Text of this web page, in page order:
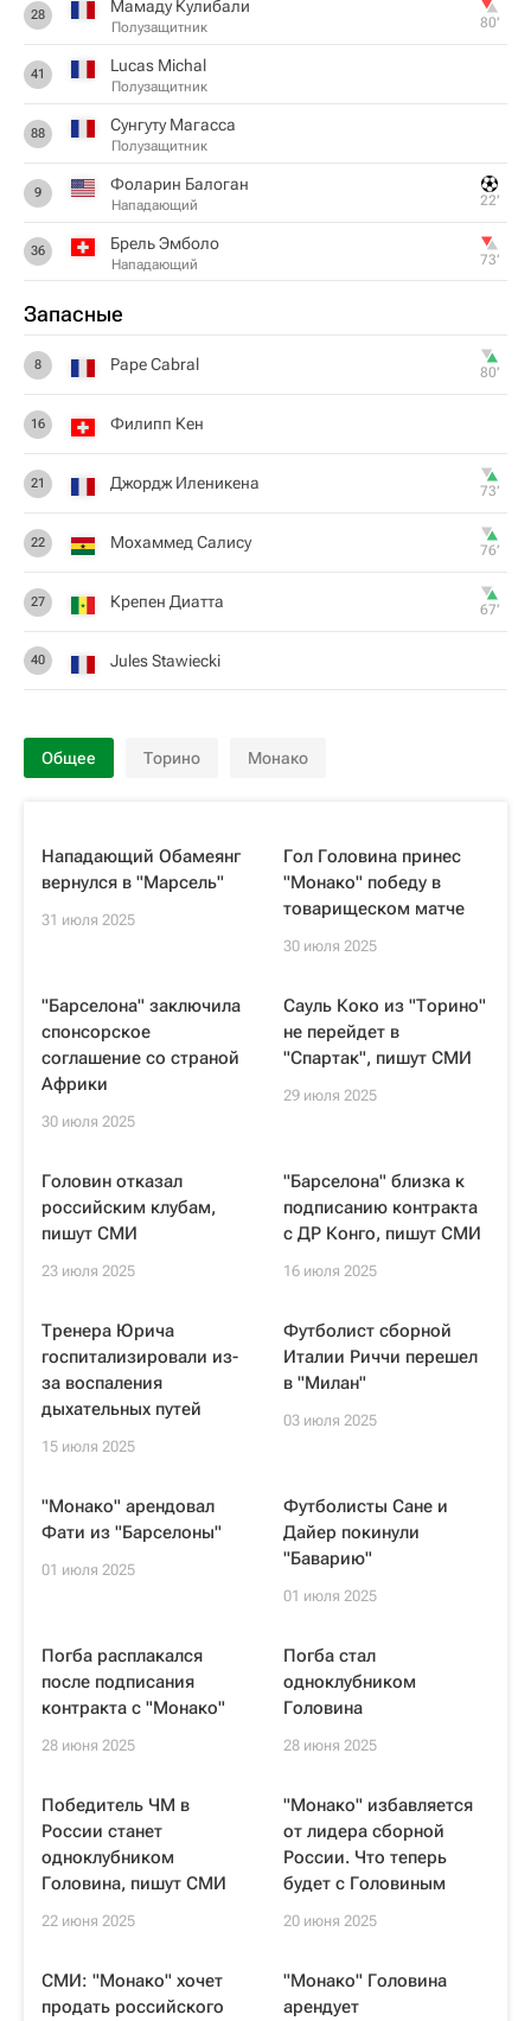
28 Мамаду Кулибали
Полузащитник 80‎’‎
41 Lucas Michal
Полузащитник
88 Сунгуту Магасса
Полузащитник
9 Фоларин Балоган
Нападающий 22‎’‎
36 Брель Эмболо
Нападающий 73‎’‎
Запасные
8 Pape Cabral 80‎’‎
16 Филипп Кен
21 Джордж Иленикена 73‎’‎
22 Мохаммед Салису 76‎’‎
27 Крепен Диатта 67‎’‎
40 Jules Stawiecki
Общее Торино Монако
Нападающий Обамеянг
вернулся в "Марсель"
31 июля 2025
Гол Головина принес
"Монако" победу в
товарищеском матче
30 июля 2025
"Барселона" заключила
спонсорское
соглашение со страной
Африки
30 июля 2025
Сауль Коко из "Торино"
не перейдет в
"Спартак", пишут СМИ
29 июля 2025
Головин отказал
российским клубам,
пишут СМИ
23 июля 2025
"Барселона" близка к
подписанию контракта
с ДР Конго, пишут СМИ
16 июля 2025
Тренера Юрича
госпитализировали из-
за воспаления
дыхательных путей
15 июля 2025
Футболист сборной
Италии Риччи перешел
в "Милан"
03 июля 2025
"Монако" арендовал
Фати из "Барселоны"
01 июля 2025
Футболисты Сане и
Дайер покинули
"Баварию"
01 июля 2025
Погба расплакался
после подписания
контракта с "Монако"
28 июня 2025
Погба стал
одноклубником
Головина
28 июня 2025
Победитель ЧМ в
России станет
одноклубником
Головина, пишут СМИ
22 июня 2025
"Монако" избавляется
от лидера сборной
России. Что теперь
будет с Головиным
20 июня 2025
СМИ: "Монако" хочет
продать российского
"Монако" Головина
арендует